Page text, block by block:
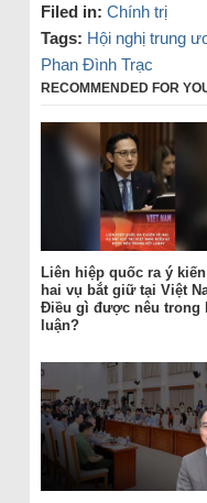
Filed in: Chính trị
Tags: Hội nghị trung
Phan Đình Trạc
RECOMMENDED FOR
Liên hiệp quốc ra ý
hai vụ bắt giữ tại Việt
Điều gì được nêu trong
luận?